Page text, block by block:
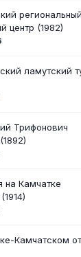
региональный
центр (1982)
ламутский
Трифонович
на Камчатке
Камчатском